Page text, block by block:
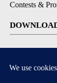
Contests &